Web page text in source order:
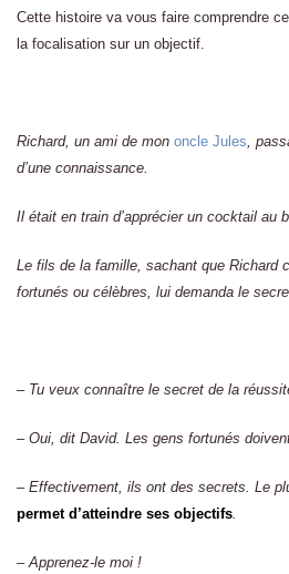
Cette histoire va vous faire comprendre
la focalisation sur un objectif.
Richard, un ami de mon oncle Jules,
d’une connaissance.
Il était en train d’apprécier un cocktail au
Le fils de la famille, sachant que Richard
fortunés ou célèbres, lui demanda le
– Tu veux connaître le secret de la
– Oui, dit David. Les gens fortunés
– Effectivement, ils ont des secrets. Le
permet d’atteindre ses objectifs.
– Apprenez-le moi !